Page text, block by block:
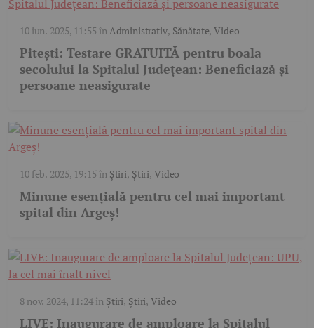
10 iun. 2025, 11:55 înAdministrativ, Sănătate,Video
Pitești: Testare GRATUITĂ pentru boala
secolului la Spitalul Județean: Beneficiază și
persoane neasigurate
10 feb. 2025, 19:15 în Știri, Știri,Video
Minune esențială pentru cel mai important
spital din Argeș!
8 nov. 2024, 11:24în Știri, Știri,Video
LIVE: Inaugurare de amploare la Spitalul